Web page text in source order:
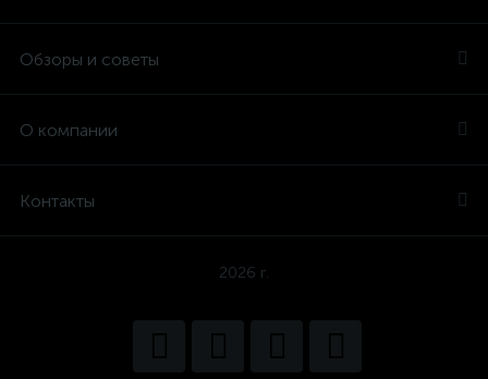
Обзоры и советы
О компании
Контакты
2026 г.